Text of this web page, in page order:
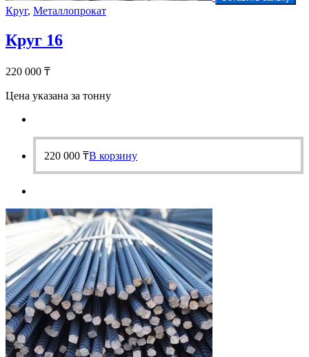
Круг, Металлопрокат
Круг 16
220 000 ₸
Цена указана за тонну
220 000 ₸В корзину